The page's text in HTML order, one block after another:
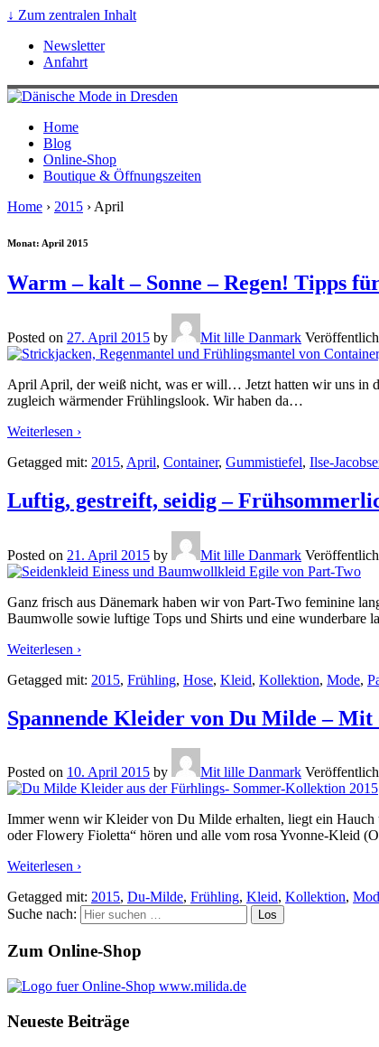
↓ Zum zentralen Inhalt
Newsletter
Anfahrt
Home
Blog
Online-Shop
Boutique & Öffnungszeiten
Home › 2015 › April
Monat: April 2015
Warm – kalt – Sonne – Regen! Tipps
Posted on 27. April 2015 by Mit lille Danmark
April April, der weiß nicht, was er will… Jetzt hatten wir uns in
zugleich wärmender Frühlingslook. Wir haben da…
Weiterlesen ›
Getagged mit: 2015, April, Container, Gummistiefel, Ilse-
Luftig, gestreift, seidig –
Posted on 21. April 2015 by Mit lille Danmark
Ganz frisch aus Dänemark haben wir von Part-Two feminine
Baumwolle sowie luftige Tops und Shirts und eine wunderbare
Weiterlesen ›
Getagged mit: 2015, Frühling, Hose, Kleid, Kollektion, Mode,
Spannende Kleider von Du Milde – Mit
Posted on 10. April 2015 by Mit lille Danmark
Immer wenn wir Kleider von Du Milde erhalten, liegt ein
oder Flowery Fioletta“ hören und alle vom rosa Yvonne-Kleid
Weiterlesen ›
Getagged mit: 2015, Du-Milde, Frühling, Kleid, Kollektion,
Suche nach:
Zum Online-Shop
Neueste Beiträge